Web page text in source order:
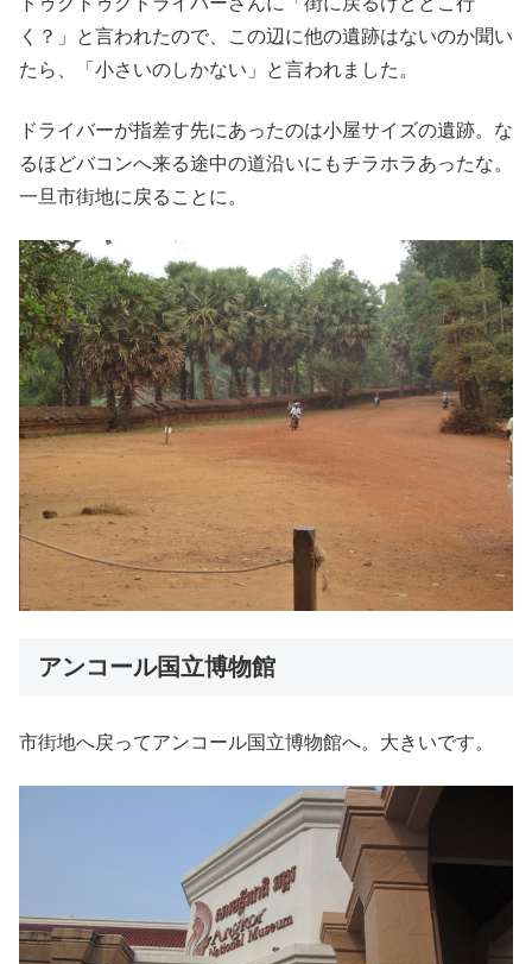
く？」と言われたので、この辺に他の遺跡はないのか聞い
たら、「小さいのしかない」と言われました。
ドライバーが指差す先にあったのは小屋サイズの遺跡。な
るほどバコンへ来る途中の道沿いにもチラホラあったな。
一旦市街地に戻ることに。
アンコール国立博物館
市街地へ戻ってアンコール国立博物館へ。大きいです。